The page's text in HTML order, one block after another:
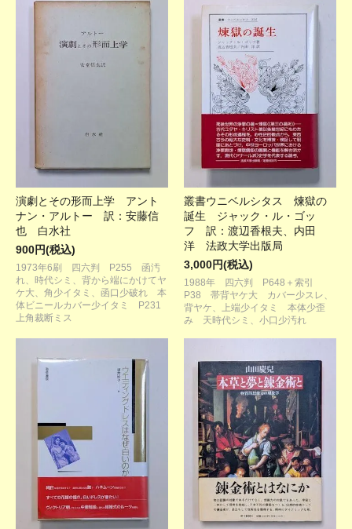
演劇とその形而上学 アント
ナン・アルトー 訳：安藤信
也 白水社
900円(税込)
1973年6刷 四六判 P255 函汚
れ、時代シミ、背から端にかけてヤ
ケ大、角少イタミ、函口少破れ 本
体ビニールカバー少イタミ P231
上角裁断ミス
叢書ウニベルシタス 煉獄の
誕生 ジャック・ル・ゴッ
フ 訳：渡辺香根夫、内田
洋 法政大学出版局
3,000円(税込)
1988年 四六判 P648＋索引
P38 帯背ヤケ大 カバー少スレ、
背ヤケ、上端少イタミ 本体少歪
み 天時代シミ、小口少汚れ